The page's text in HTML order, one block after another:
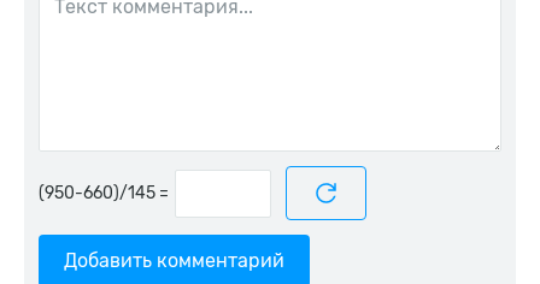
=
Добавить комментарий